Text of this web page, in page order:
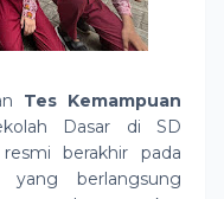
Tes Kemampuan
Dasar di SD
berakhir pada
yang berlangsung